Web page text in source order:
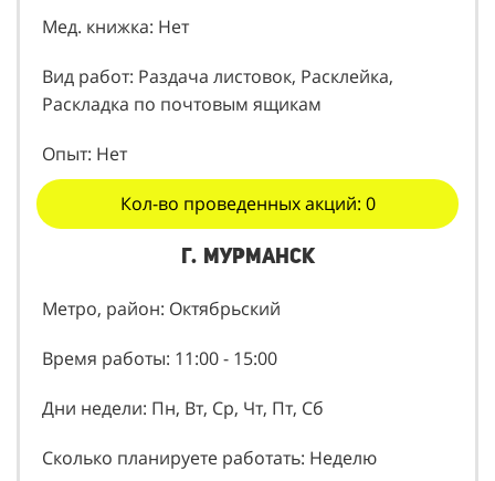
Мед. книжка: Нет
Вид работ: Раздача листовок, Расклейка,
Раскладка по почтовым ящикам
Опыт: Нет
Кол-во проведенных акций: 0
г. Мурманск
Метро, район: Октябрьский
Время работы: 11:00 - 15:00
Дни недели: Пн, Вт, Ср, Чт, Пт, Сб
Сколько планируете работать: Неделю